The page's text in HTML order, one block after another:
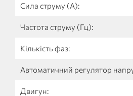
Сила струму (А):
Частота струму (Гц):
Кількість фаз:
Автоматичний регулятор
Двигун: